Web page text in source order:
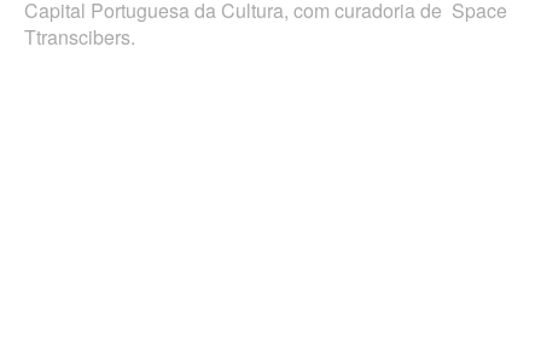
Capital Portuguesa da Cultura, com curadoria de Space
Ttranscibers.